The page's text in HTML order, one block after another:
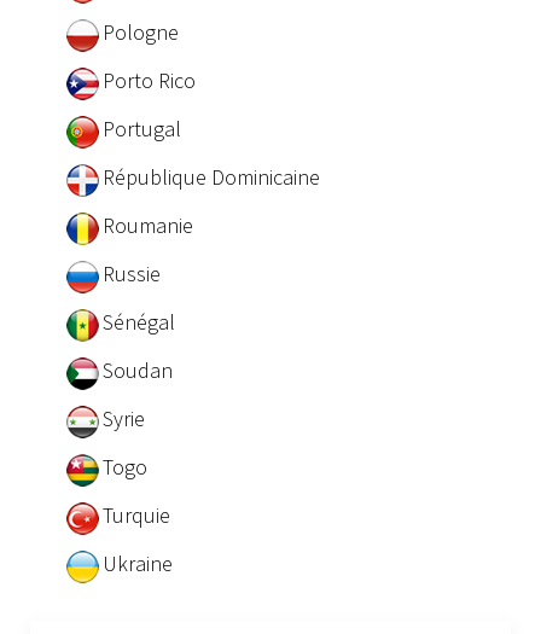
Pologne
Porto Rico
Portugal
République Dominicaine
Roumanie
Russie
Sénégal
Soudan
Syrie
Togo
Turquie
Ukraine